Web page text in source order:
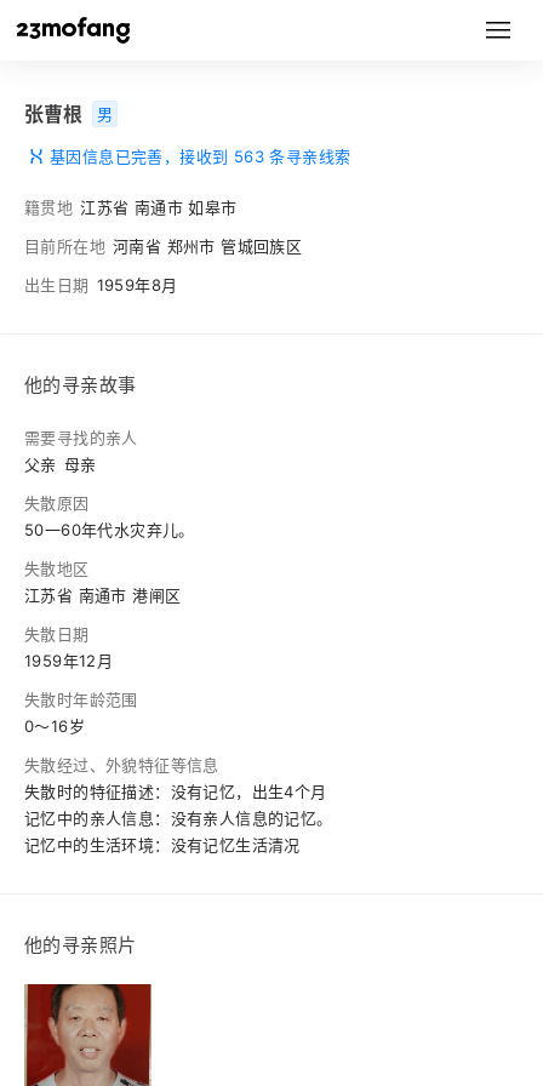
张曹根 男
基因信息已完善，接收到 563 条寻亲线索
籍贯地 江苏省 南通市 如皋市
目前所在地 河南省 郑州市 管城回族区
出生日期 1959年8月
他的寻亲故事
需要寻找的亲人
父亲 母亲
失散原因
50一60年代水灾弃儿。
失散地区
江苏省 南通市 港闸区
失散日期
1959年12月
失散时年龄范围
0～16岁
失散经过、外貌特征等信息
失散时的特征描述：没有记忆，出生4个月
记忆中的亲人信息：没有亲人信息的记忆。
记忆中的生活环境：没有记忆生活清况
他的寻亲照片